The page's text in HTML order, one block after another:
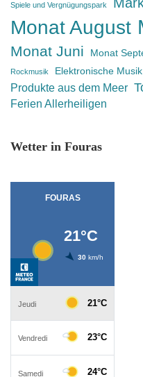
Spiele und Vergnügungspark
Monat August
Monat Juni Monat
Rockmusik Elektronische Musik
Produkte aus dem Meer
Ferien Allerheiligen
Wetter in Fouras